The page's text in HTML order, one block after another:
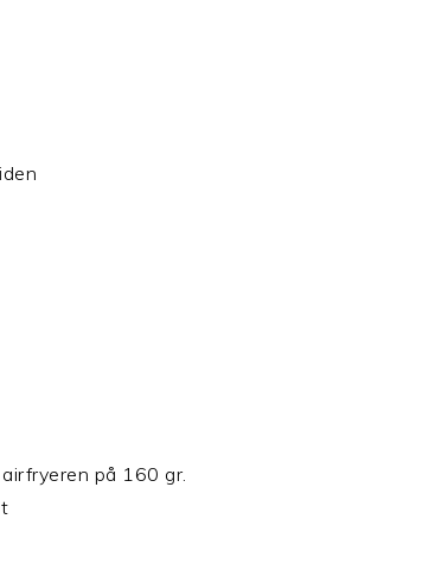
på 160 gr.